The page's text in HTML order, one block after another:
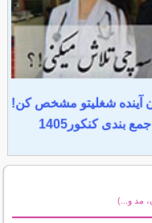
آینده شغلیتو مشخص کن!
جمع بندی کنکور1405
مد و...)